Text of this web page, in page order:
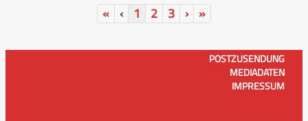
« ‹ 1 2 3 › »
POSTZUSENDUNG
MEDIADATEN
IMPRESSUM